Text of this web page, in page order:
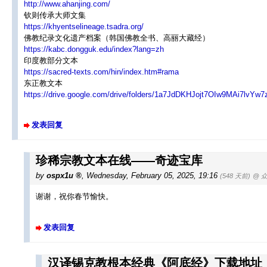
http://www.ahanjing.com/
钦则传承大师文集
https://khyentselineage.tsadra.org/
佛教纪录文化遗产档案（韩国佛教全书、高丽大藏经）
https://kabc.dongguk.edu/index?lang=zh
印度教部分文本
https://sacred-texts.com/hin/index.htm#rama
东正教文本
https://drive.google.com/drive/folders/
发表回复
珍稀宗教文本在线——奇迹宝库
by ospx1u , Wednesday, February 05, 2025, 19:16 (548 天前) @
谢谢，祝你春节愉快。
发表回复
汉译锡克教根本经典《阿底经》下载地址